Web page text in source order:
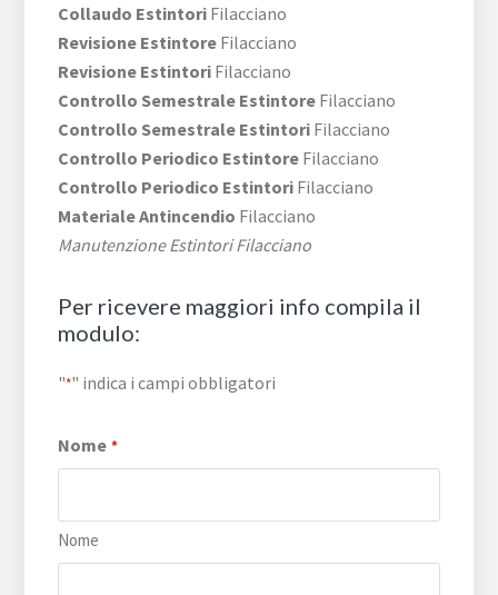
Collaudo Estintori Filacciano
Revisione Estintore Filacciano
Revisione Estintori Filacciano
Controllo Semestrale Estintore Filacciano
Controllo Semestrale Estintori Filacciano
Controllo Periodico Estintore Filacciano
Controllo Periodico Estintori Filacciano
Materiale Antincendio Filacciano
Manutenzione Estintori Filacciano
Per ricevere maggiori info compila il
modulo:
"*" indica i campi obbligatori
Nome *
Nome